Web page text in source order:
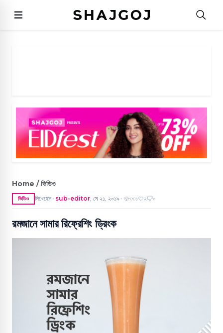
Home / ভিডিও
ভিডিও লিখেছেন ● sub-editor, মে ২১, ২০১৯ ● ৩৩১ ২ ০
রমজানে সামার রিফ্রেশিং ড্রিংক